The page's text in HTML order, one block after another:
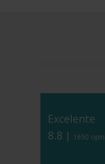
Excelente
8.8 |
1650